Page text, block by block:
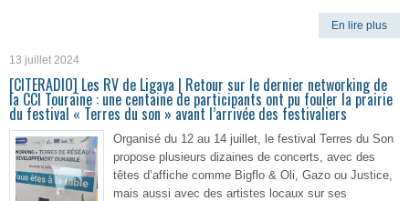
En lire plus
13 juillet 2024
[CITERADIO] Les RV de Ligaya | Retour sur le dernier networking de
la CCI Touraine : une centaine de participants ont pu fouler la prairie
du festival « Terres du son » avant l’arrivée des festivaliers
Organisé du 12 au 14 juillet, le festival Terres du Son
propose plusieurs dizaines de concerts, avec des
têtes d’affiche comme Bigflo & Oli, Gazo ou Justice,
mais aussi avec des artistes locaux sur ses